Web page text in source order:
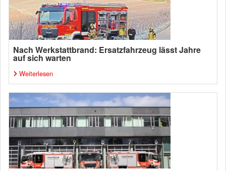
Nach Werkstattbrand: Ersatzfahrzeug lässt Jahre
auf sich warten
Weiterlesen